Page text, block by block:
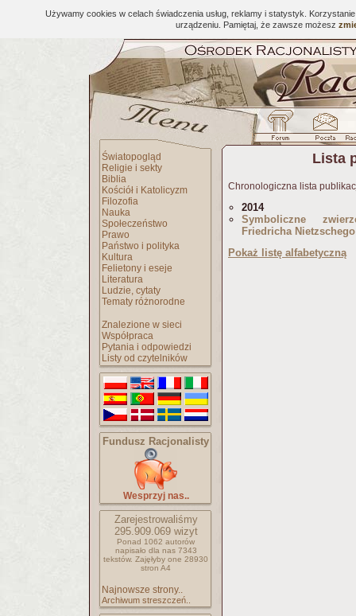
Używamy cookies w celach świadczenia usług, reklamy i statystyk.
urządzeniu. Pamiętaj, że zawsze możesz
Światopogląd
Religie i sekty
Biblia
Kościół i Katolicyzm
Filozofia
Nauka
Społeczeństwo
Prawo
Państwo i polityka
Kultura
Felietony i eseje
Literatura
Ludzie, cytaty
Tematy różnorodne
Znalezione w sieci
Współpraca
Pytania i odpowiedzi
Listy od czytelników
Fundusz Racjonalisty
Wesprzyj nas..
Zarejestrowaliśmy
295.909.069wizyt
Ponad 1062 autorów
napisało dla nas 7343
tekstów. Zajęłyby one 28930
stron A4
Najnowsze strony..
Archiwum streszczeń..
Lista
Chronologiczna lista
2014
Symboliczne
Friedricha Nietzschego
Pokaż listę alfabetyczną